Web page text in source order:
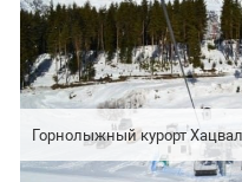
Горнолыжный курорт